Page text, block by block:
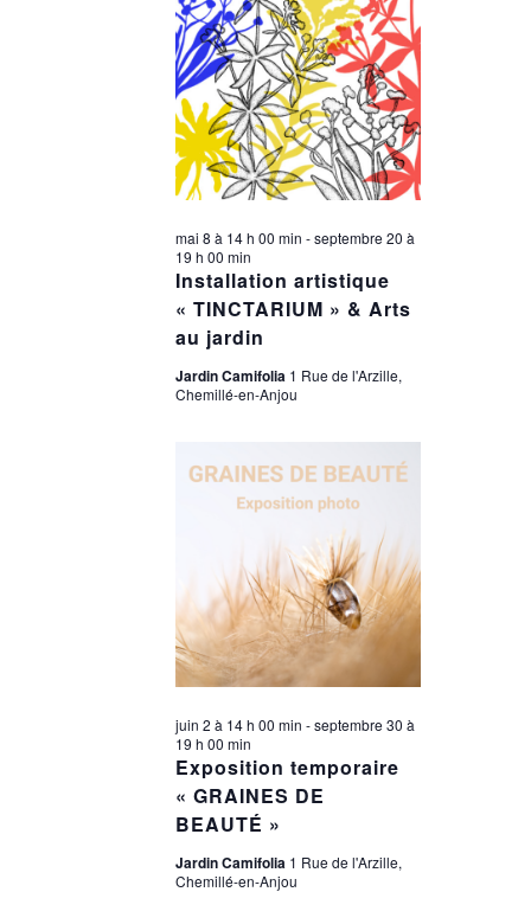
Installation artistique
« TINCTARIUM » & Arts
au jardin
mai 8 à 14 h 00 min -septembre 20 à
19 h 00 min
Jardin Camifolia 1 Rue de l'Arzille,
Chemillé-en-Anjou
Exposition temporaire
« GRAINES DE
BEAUTÉ »
juin 2 à 14 h 00 min -septembre 30 à
19 h 00 min
Jardin Camifolia 1 Rue de l'Arzille,
Chemillé-en-Anjou